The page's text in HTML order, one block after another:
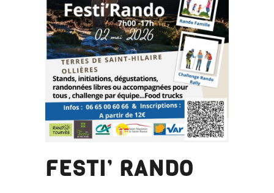
FESTI’ RANDO